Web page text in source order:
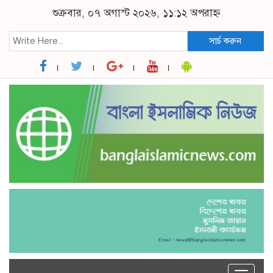
শুক্রবার, ০৭ অগাস্ট ২০২৬, ১১:১২ অপরাহ্ন
সার্চ করুন